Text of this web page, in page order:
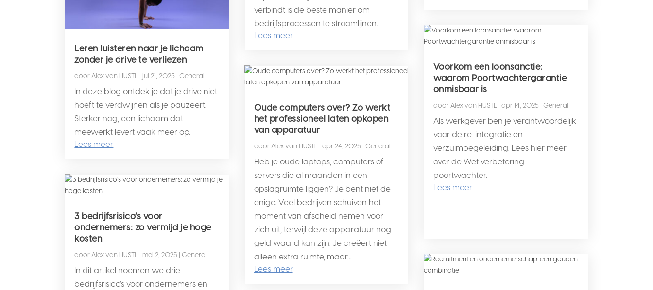
Leren luisteren naar je lichaam
zonder je drive te verliezen
doorAlex van HUSTL | jul 21, 2025 | General
In deze blog ontdek je dat je drive niet
hoeft te verdwijnen als je pauzeert.
Sterker nog, een lichaam dat
meewerkt levert vaak meer op.
Lees meer
3 bedrijfsrisico’s voor
ondernemers: zo vermijd je hoge
kosten
doorAlex van HUSTL | mei 2, 2025 | General
In dit artikel noemen we drie
bedrijfsrisico’s voor ondernemers en
verbindt is de beste manier om
bedrijfsprocessen te stroomlijnen.
Lees meer
Oude computers over? Zo werkt
het professioneel laten opkopen
van apparatuur
doorAlex van HUSTL| apr 24, 2025 | General
Heb je oude laptops, computers of
servers die al maanden in een
opslagruimte liggen? Je bent niet de
enige. Veel bedrijven schuiven het
moment van afscheid nemen voor
zich uit, terwijl deze apparatuur nog
geld waard kan zijn. Je creëert niet
alleen extra ruimte, maar...
Lees meer
Voorkom een loonsanctie:
waarom Poortwachtergarantie
onmisbaar is
doorAlex van HUSTL| apr 14, 2025 | General
Als werkgever ben je verantwoordelijk
voor de re-integratie en
verzuimbegeleiding. Lees hier meer
over de Wet verbetering
poortwachter.
Lees meer